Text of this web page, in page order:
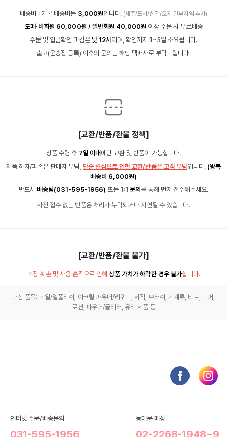
배송비 : 기본 배송비는 3,000원입니다. (제주/도서/산간/오지 일부지역 추가)
도매·비회원 60,000원 / 일반회원 40,000원 이상 주문 시 무료배송
주문 및 입금확인 마감은 낮 12시 이며, 확인까지 1~3일 소요됩니다.
출고(운송장 등록) 이후의 문의는 해당 택배사로 부탁드립니다.
[교환/반품/환불 정책]
상품 수령 후 7일 이내 에만 교환 및 반품이 가능합니다.
제품 하자/파손은 판매자 부담, 단순 변심으로 인한 교환/반품은 고객 부담입니다. (왕복
배송비 6,000원)
반드시 배송팀(031-595-1956) 또는 1:1 문의 를 통해 먼저 접수해주세요.
사전 접수 없는 반품은 처리가 누락되거나 지연될 수 있습니다.
[교환/반품/환불 불가]
포장 훼손 및 사용 흔적으로 인해 상품 가치가 하락한 경우 불가합니다.
대상 품목: 네일/젤폴리쉬, 아크릴 파우더/리퀴드, 서적, 브러쉬, 기계류, 비트, 니퍼,
로션, 파우더/글리터, 유리 제품 등
인터넷 주문/배송문의
031-595-1956
동대문 매장
02-2268-1948~9